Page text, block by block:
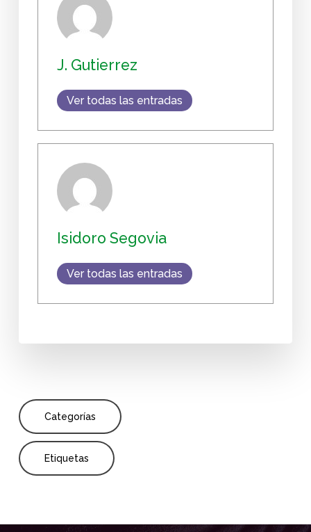
J. Gutierrez
Ver todas las entradas
Isidoro Segovia
Ver todas las entradas
Categorías
Etiquetas